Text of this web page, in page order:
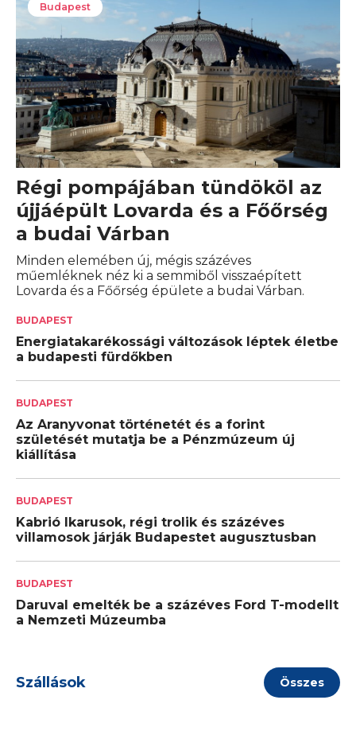
Budapest
Régi pompájában tündököl az
újjáépült Lovarda és a Főőrség
a budai Várban
Minden elemében új, mégis százéves
műemléknek néz ki a semmiből visszaépített
Lovarda és a Főőrség épülete a budai Várban.
BUDAPEST
Energiatakarékossági változások léptek életbe
a budapesti fürdőkben
BUDAPEST
Az Aranyvonat történetét és a forint
születését mutatja be a Pénzmúzeum új
kiállítása
BUDAPEST
Kabrió Ikarusok, régi trolik és százéves
villamosok járják Budapestet augusztusban
BUDAPEST
Daruval emelték be a százéves Ford T-modellt
a Nemzeti Múzeumba
Szállások Összes